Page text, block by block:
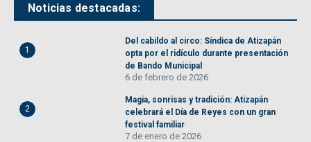
Noticias destacadas:
1
Del cabildo al circo: Síndica de Atizapán
opta por el ridículo durante presentación
de Bando Municipal
6 de febrero de 2026
2
Magia, sonrisas y tradición: Atizapán
celebrará el Día de Reyes con un gran
festival familiar
7 de enero de 2026